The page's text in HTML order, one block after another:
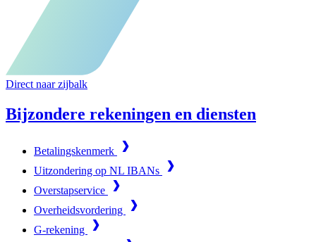
Direct naar zijbalk
Bijzondere rekeningen en diensten
Betalingskenmerk
Uitzondering op NL IBANs
Overstapservice
Overheidsvordering
G-rekening